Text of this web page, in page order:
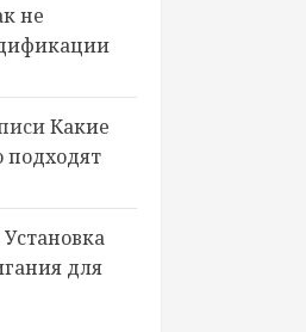
не
Какие
подходят
Установка
для